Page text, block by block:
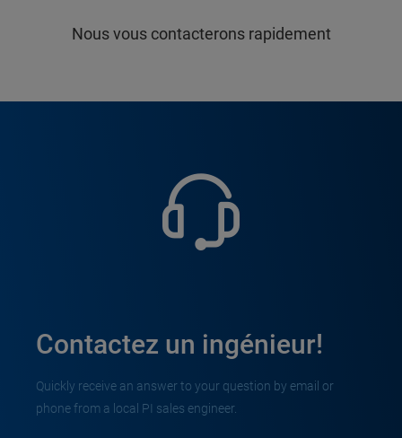
Nous vous contacterons rapidement
Contactez un ingénieur!
Quickly receive an answer to your question by email or
phone from a local PI sales engineer.